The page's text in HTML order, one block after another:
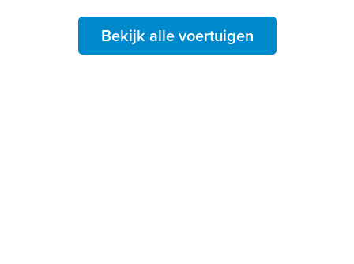
Bekijk alle voertuigen